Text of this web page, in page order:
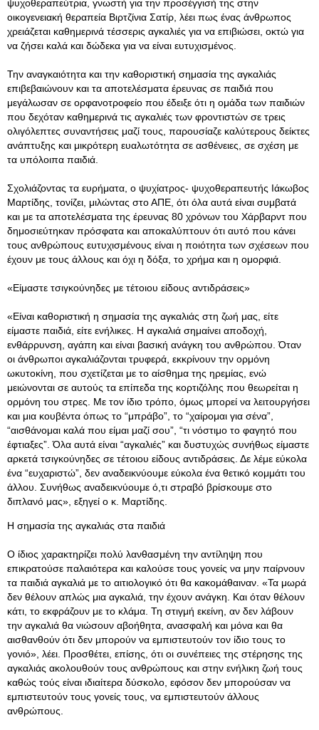
ψυχοθεραπεύτρια, γνωστή για την προσέγγισή της στην
οικογενειακή θεραπεία Βιρτζίνια Σατίρ, λέει πως ένας άνθρωπος
χρειάζεται καθημερινά τέσσερις αγκαλιές για να επιβιώσει, οκτώ για
να ζήσει καλά και δώδεκα για να είναι ευτυχισμένος.
Την αναγκαιότητα και την καθοριστική σημασία της αγκαλιάς
επιβεβαιώνουν και τα αποτελέσματα έρευνας σε παιδιά που
μεγάλωσαν σε ορφανοτροφείο που έδειξε ότι η ομάδα των παιδιών
που δεχόταν καθημερινά τις αγκαλιές των φροντιστών σε τρεις
ολιγόλεπτες συναντήσεις μαζί τους, παρουσίαζε καλύτερους δείκτες
ανάπτυξης και μικρότερη ευαλωτότητα σε ασθένειες, σε σχέση με
τα υπόλοιπα παιδιά.
Σχολιάζοντας τα ευρήματα, ο ψυχίατρος- ψυχοθεραπευτής Ιάκωβος
Μαρτίδης, τονίζει, μιλώντας στο ΑΠΕ, ότι όλα αυτά είναι συμβατά
και με τα αποτελέσματα της έρευνας 80 χρόνων του Χάρβαρντ που
δημοσιεύτηκαν πρόσφατα και αποκαλύπτουν ότι αυτό που κάνει
τους ανθρώπους ευτυχισμένους είναι η ποιότητα των σχέσεων που
έχουν με τους άλλους και όχι η δόξα, το χρήμα και η ομορφιά.
«Είμαστε τσιγκούνηδες με τέτοιου είδους αντιδράσεις»
«Είναι καθοριστική η σημασία της αγκαλιάς στη ζωή μας, είτε
είμαστε παιδιά, είτε ενήλικες. Η αγκαλιά σημαίνει αποδοχή,
ενθάρρυνση, αγάπη και είναι βασική ανάγκη του ανθρώπου. Όταν
οι άνθρωποι αγκαλιάζονται τρυφερά, εκκρίνουν την ορμόνη
ωκυτοκίνη, που σχετίζεται με το αίσθημα της ηρεμίας, ενώ
μειώνονται σε αυτούς τα επίπεδα της κορτιζόλης που θεωρείται η
ορμόνη του στρες. Με τον ίδιο τρόπο, όμως μπορεί να λειτουργήσει
και μια κουβέντα όπως το “μπράβο”, το “χαίρομαι για σένα”,
“αισθάνομαι καλά που είμαι μαζί σου”, “τι νόστιμο το φαγητό που
έφτιαξες”. Όλα αυτά είναι “αγκαλιές” και δυστυχώς συνήθως είμαστε
αρκετά τσιγκούνηδες σε τέτοιου είδους αντιδράσεις. Δε λέμε εύκολα
ένα “ευχαριστώ”, δεν αναδεικνύουμε εύκολα ένα θετικό κομμάτι του
άλλου. Συνήθως αναδεικνύουμε ό,τι στραβό βρίσκουμε στο
διπλανό μας», εξηγεί ο κ. Μαρτίδης.
Η σημασία της αγκαλιάς στα παιδιά
Ο ίδιος χαρακτηρίζει πολύ λανθασμένη την αντίληψη που
επικρατούσε παλαιότερα και καλούσε τους γονείς να μην παίρνουν
τα παιδιά αγκαλιά με το αιτιολογικό ότι θα κακομάθαιναν. «Τα μωρά
δεν θέλουν απλώς μια αγκαλιά, την έχουν ανάγκη. Και όταν θέλουν
κάτι, το εκφράζουν με το κλάμα. Τη στιγμή εκείνη, αν δεν λάβουν
την αγκαλιά θα νιώσουν αβοήθητα, ανασφαλή και μόνα και θα
αισθανθούν ότι δεν μπορούν να εμπιστευτούν τον ίδιο τους το
γονιό», λέει. Προσθέτει, επίσης, ότι οι συνέπειες της στέρησης της
αγκαλιάς ακολουθούν τους ανθρώπους και στην ενήλικη ζωή τους
καθώς τούς είναι ιδιαίτερα δύσκολο, εφόσον δεν μπορούσαν να
εμπιστευτούν τους γονείς τους, να εμπιστευτούν άλλους
ανθρώπους.